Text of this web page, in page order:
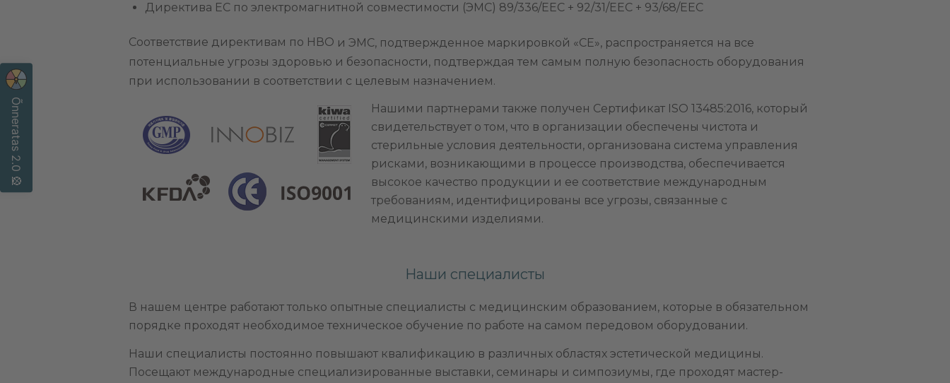
Директива ЕС по электромагнитной совместимости (ЭМС) 89/336/EEC + 92/31/EEC + 93/68/EEC
Соответствие директивам по НВО и ЭМС, подтвержденное маркировкой «CE», распространяется на все
потенциальные угрозы здоровью и безопасности, подтверждая тем самым полную безопасность оборудования
при использовании в соответствии с целевым назначением.
Нашими партнерами также получен Сертификат ISO 13485:2016, который
свидетельствует о том, что в организации обеспечены чистота и
стерильные условия деятельности, организована система управления
рисками, возникающими в процессе производства, обеспечивается
высокое качество продукции и ее соответствие международным
требованиям, идентифицированы все угрозы, связанные с
медицинскими изделиями.
Наши специалисты
В нашем центре работают только опытные специалисты с медицинским образованием, которые в обязательном
порядке проходят необходимое техническое обучение по работе на самом передовом оборудовании.
Наши специалисты постоянно повышают квалификацию в различных областях эстетической медицины.
Посещают международные специализированные выставки, семинары и симпозиумы, где проходят мастер-
Õnneratas 2.0 🎡